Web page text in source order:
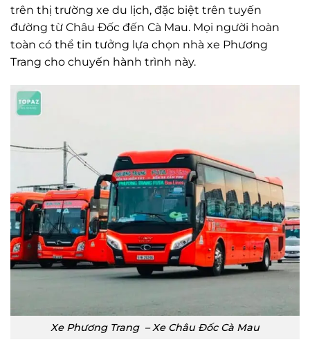
trên thị trường xe du lịch, đặc biệt trên tuyến
đường từ Châu Đốc đến Cà Mau. Mọi người hoàn
toàn có thể tin tưởng lựa chọn nhà xe Phương
Trang cho chuyến hành trình này.
Xe Phương Trang – Xe Châu Đốc Cà Mau